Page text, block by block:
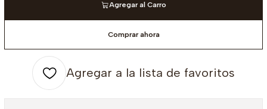
Agregar al Carro
Comprar ahora
Agregar a la lista de favoritos